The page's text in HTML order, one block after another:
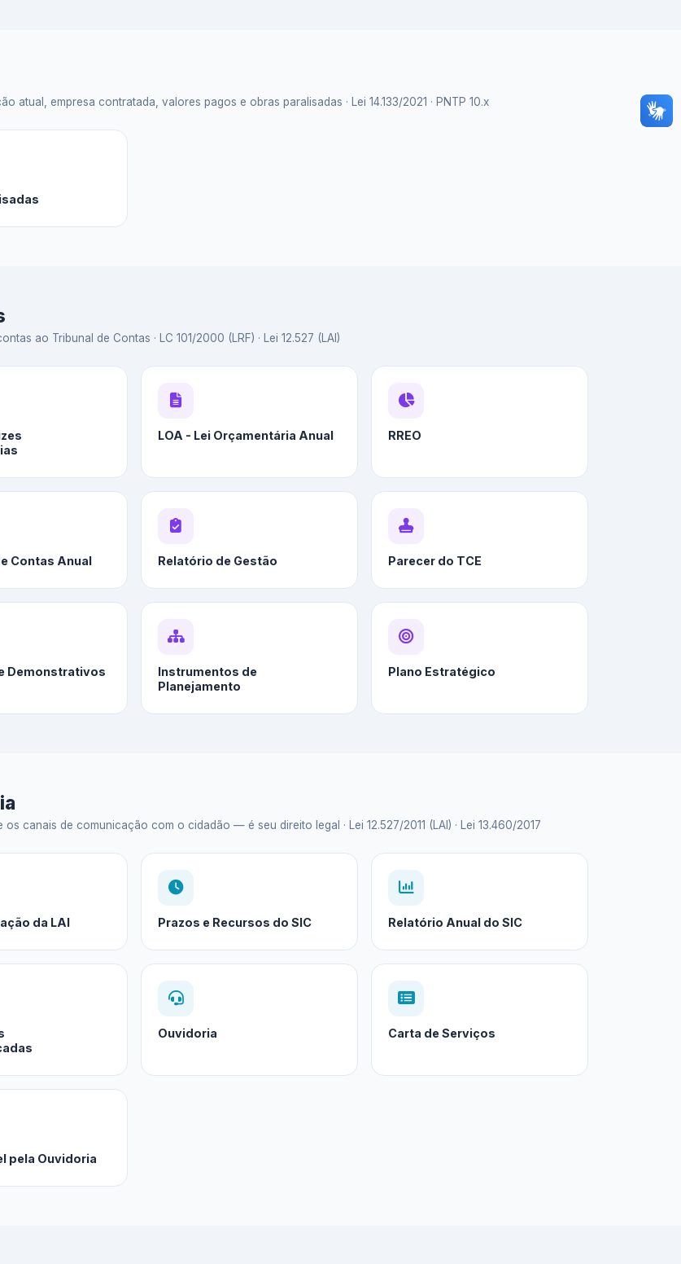
empresa contratada, valores pagos e obras paralisadas · Lei 14.133/2021 · PNTP 10.x
ao Tribunal de Contas · LC 101/2000 (LRF) · Lei 12.527 (LAI)
LOA - Lei Orçamentária Anual RREO
Contas Anual Relatório de Gestão Parecer do TCE
Demonstrativos
Instrumentos de
Planejamento
Plano Estratégico
canais de comunicação com o cidadão — é seu direito legal · Lei 12.527/2011 (LAI) · Lei 13.460/2017
da LAI Prazos e Recursos do SIC Relatório Anual do SIC
Ouvidoria Carta de Serviços
pela Ouvidoria